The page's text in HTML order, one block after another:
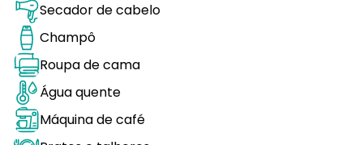
Secador de cabelo
Champô
Roupa de cama
Água quente
Máquina de café